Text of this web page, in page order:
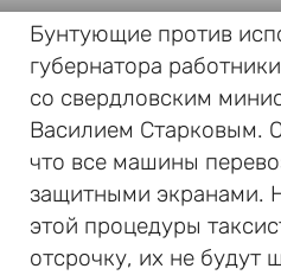
Бунтующие против
губернатора
со свердловским
Василием Старковым.
что все машины
защитными экранами.
этой процедуры
отсрочку, их не будут